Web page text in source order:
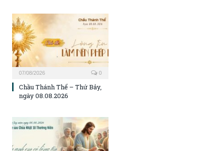
07/08/2026 0
Chầu Thánh Thể – Thứ Bảy,
ngày 08.08.2026